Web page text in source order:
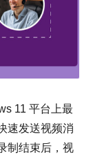
11 平台上最
速发送视频消
制结束后，视